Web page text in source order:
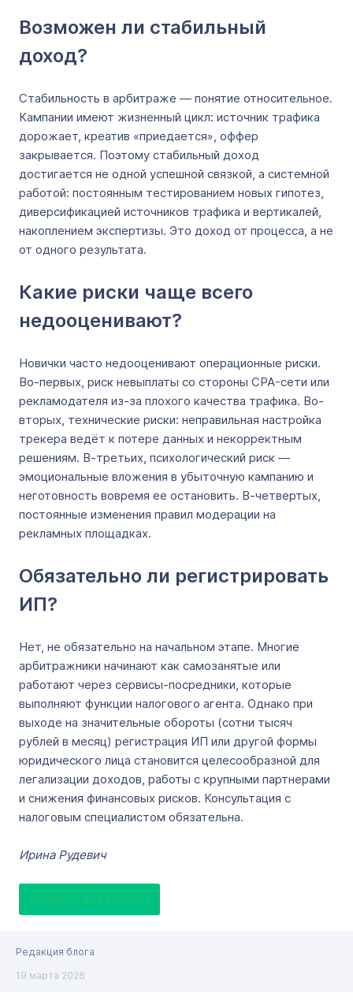
Возможен ли стабильный
доход?
Стабильность в арбитраже — понятие относительное.
Кампании имеют жизненный цикл: источник трафика
дорожает, креатив «приедается», оффер
закрывается. Поэтому стабильный доход
достигается не одной успешной связкой, а системной
работой: постоянным тестированием новых гипотез,
диверсификацией источников трафика и вертикалей,
накоплением экспертизы. Это доход от процесса, а не
от одного результата.
Какие риски чаще всего
недооценивают?
Новички часто недооценивают операционные риски.
Во-первых, риск невыплаты со стороны CPA-сети или
рекламодателя из-за плохого качества трафика. Во-
вторых, технические риски: неправильная настройка
трекера ведёт к потере данных и некорректным
решениям. В-третьих, психологический риск —
эмоциональные вложения в убыточную кампанию и
неготовность вовремя ее остановить. В-четвертых,
постоянные изменения правил модерации на
рекламных площадках.
Обязательно ли регистрировать
ИП?
Нет, не обязательно на начальном этапе. Многие
арбитражники начинают как самозанятые или
работают через сервисы-посредники, которые
выполняют функции налогового агента. Однако при
выходе на значительные обороты (сотни тысяч
рублей в месяц) регистрация ИП или другой формы
юридического лица становится целесообразной для
легализации доходов, работы с крупными партнерами
и снижения финансовых рисков. Консультация с
налоговым специалистом обязательна.
Ирина Рудевич
Сервисы для бизнеса
Редакция блога
19 марта 2026